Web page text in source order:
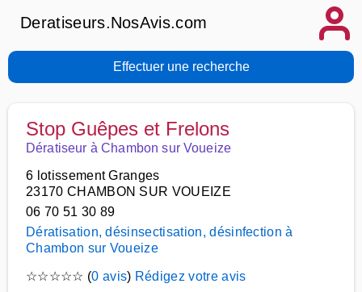
Deratiseurs.NosAvis.com
Effectuer une recherche
Stop Guêpes et Frelons
Dératiseur à Chambon sur Voueize
6 lotissement Granges
23170 CHAMBON SUR VOUEIZE
06 70 51 30 89
Dératisation, désinsectisation, désinfection à
Chambon sur Voueize
☆☆☆☆☆ (0 avis) Rédigez votre avis